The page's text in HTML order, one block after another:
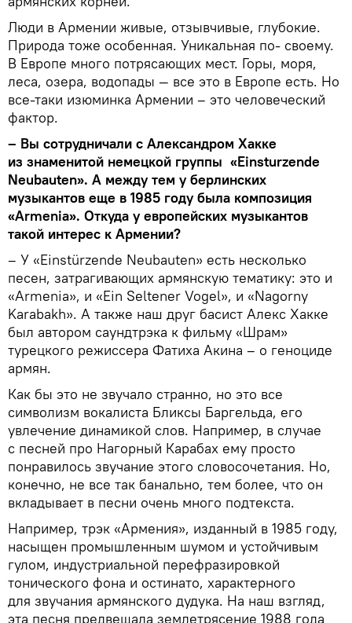
Люди в Армении живые, отзывчивые, глубокие.
Природа тоже особенная. Уникальная по- своему.
В Европе много потрясающих мест. Горы, моря,
леса, озера, водопады — все это в Европе есть. Но
все-таки изюминка Армении – это человеческий
фактор.
– Вы сотрудничали с Александром Хакке
из знаменитой немецкой группы «Einsturzende
Neubauten». А между тем у берлинских
музыкантов еще в 1985 году была композиция
«Armenia». Откуда у европейских музыкантов
такой интерес к Армении?
– У «Einstürzende Neubauten» есть несколько
песен, затрагивающих армянскую тематику: это и
«Armenia», и «Ein Seltener Vogel», и «Nagorny
Karabakh». А также наш друг басист Алекс Хакке
был автором саундтрэка к фильму «Шрам»
турецкого режиссера Фатиха Акина – о геноциде
армян.
Как бы это не звучало странно, но это все
символизм вокалиста Бликсы Баргельда, его
увлечение динамикой слов. Например, в случае
с песней про Нагорный Карабах ему просто
понравилось звучание этого словосочетания. Но,
конечно, не все так банально, тем более, что он
вкладывает в песни очень много подтекста.
Например, трэк «Армения», изданный в 1985 году,
насыщен промышленным шумом и устойчивым
гулом, индустриальной перефразировкой
тонического фона и остинато, характерного
для звучания армянского дудука. На наш взгляд,
эта песня предвещала землетрясение 1988 года